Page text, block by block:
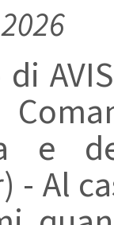
e
- Al